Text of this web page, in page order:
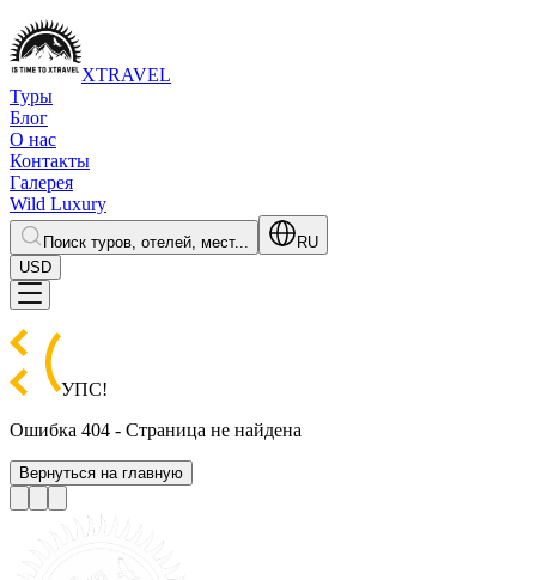
XTRAVEL
Туры
Блог
О нас
Контакты
Галерея
Wild Luxury
Поиск туров, отелей, мест...
RU
USD
УПС!
Ошибка 404 - Страница не найдена
Вернуться на главную